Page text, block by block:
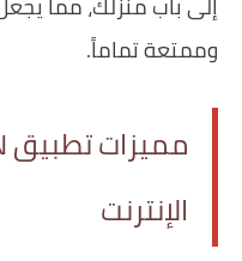
وممتعة تماماً.
الإنترنت